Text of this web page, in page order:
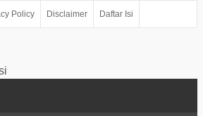
Policy Disclaimer Daftar Isi